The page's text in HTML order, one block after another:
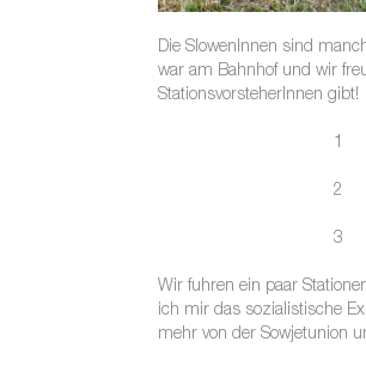
Die SlowenInnen sind
war am Bahnhof und wir
StationsvorsteherInnen gibt!
1
2
3
Wir fuhren ein paar
ich mir das sozialistische
mehr von der Sowjetunion